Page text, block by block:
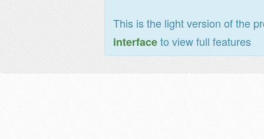
This is the light version of the
interfaceto view full features